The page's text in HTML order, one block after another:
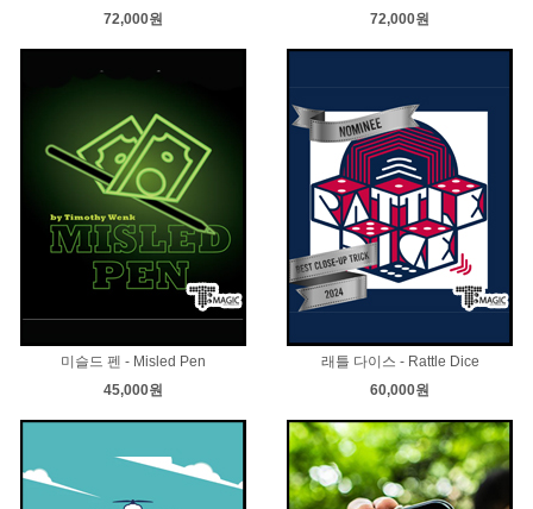
72,000원
72,000원
미슬드 펜 - Misled Pen
45,000원
래틀 다이스 - Rattle Dice
60,000원